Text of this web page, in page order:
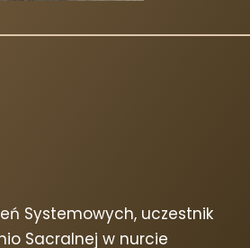
Systemowych, uczestnik
Sacralnej w nurcie